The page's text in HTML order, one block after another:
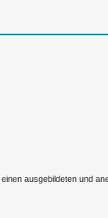
ausgebildeten und